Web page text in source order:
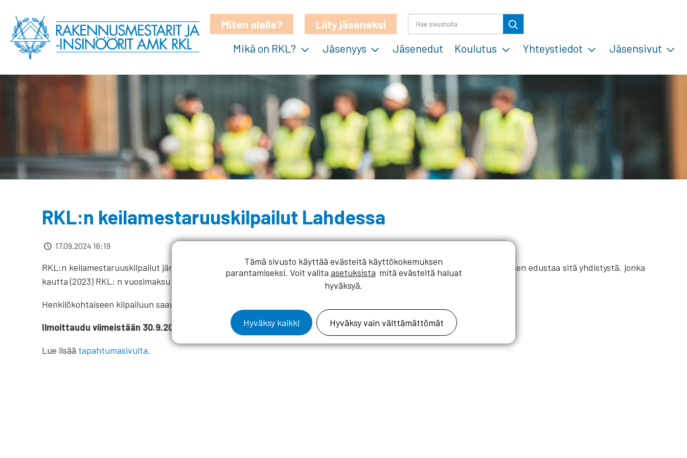
Miten alalle?
Liity jäseneksi
Mikä on RKL?
Jäsenyys Jäsenedut Koulutus Yhteystiedot Jäsensivut
RKL:n keilamestaruuskilpailut Lahdessa
17.09.2024 16:19
RKL:n keilamestaruuskilpailut järjestetään Lahdessa 13.10.-9.11. Edustamis- ja osallistumisoikeus on RKL:n jäsenillä. Jäsen edustaa sitä yhdistystä, jonka
kautta (2023) RKL: n vuosimaksu on suoritettuna.
Henkilökohtaiseen kilpailuun saavat osallistua myös RIA:n jäsenet.
Ilmoittaudu viimeistään 30.9.2024 mennessä.
Lue lisää tapahtumasivulta.
Tämä sivusto käyttää evästeitä käyttökokemuksen
parantamiseksi. Voit valita asetuksista mitä evästeitä haluat
hyväksyä.
Hyväksy kaikki Hyväksy vain välttämättömät